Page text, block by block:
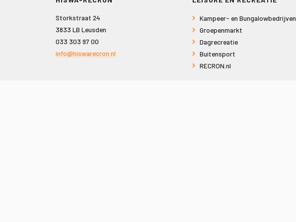
Storkstraat 24
3833 LB Leusden
033 303 97 00
info@hiswarecron.nl
Kampeer- en Bungalowbedrijven
Groepenmarkt
Dagrecreatie
Buitensport
RECRON.nl